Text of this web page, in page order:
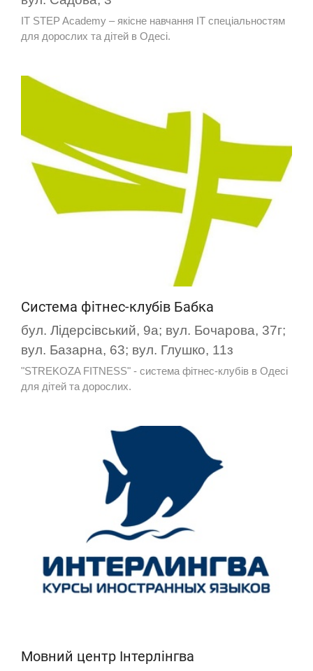
IT STEP Academy – якісне навчання IT спеціальностям
для дорослих та дітей в Одесі.
Система фітнес-клубів Бабка
бул. Лідерсівський, 9а; вул. Бочарова, 37г;
вул. Базарна, 63; вул. Глушко, 11з
"STREKOZA FITNESS" - система фітнес-клубів в Одесі
для дітей та дорослих.
Мовний центр Інтерлінгва